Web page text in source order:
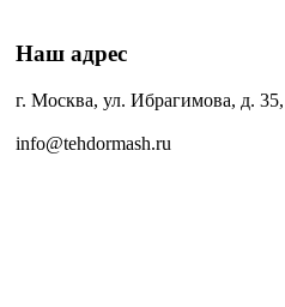
Наш адрес
г. Москва, ул. Ибрагимова, д.
info@tehdormash.ru